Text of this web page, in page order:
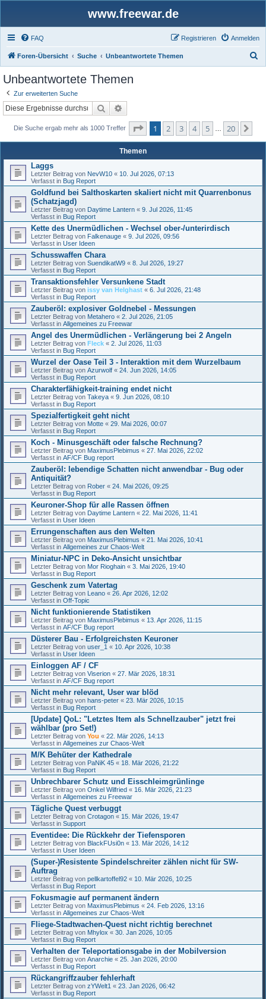
www.freewar.de
FAQ Anmelden
Registrieren
Foren-Übersicht Suche Unbeantwortete Themen
Unbeantwortete Themen
Zur erweiterten Suche
Suche
Die Suche ergab mehr als 1000 Treffer Seite von
1 2 3 4 5 20
Themen
Laggs
Letzter Beitrag von NevW10 « 10. Jul 2026, 07:13
Verfasst in Bug Report
Goldfund bei Salthoskarten skaliert nicht mit Quarrenbonus
(Schatzjagd)
Letzter Beitrag von Daytime Lantern « 9. Jul 2026, 11:45
Verfasst in Bug Report
Kette des Unermüdlichen - Wechsel ober-/unterirdisch
Letzter Beitrag von Falkenauge « 9. Jul 2026, 09:56
Verfasst in User Ideen
Schusswaffen Chara
Letzter Beitrag von SuendikatW9 « 8. Jul 2026, 19:27
Verfasst in Bug Report
Transaktionsfehler Versunkene Stadt
Letzter Beitrag von issy van Helghast « 6. Jul 2026, 21:48
Verfasst in Bug Report
Zauberöl: explosiver Goldnebel - Messungen
Letzter Beitrag von Metahero « 2. Jul 2026, 21:05
Verfasst in Allgemeines zu Freewar
Angel des Unermüdlichen - Verlängerung bei 2 Angeln
Letzter Beitrag von Fleck « 2. Jul 2026, 11:03
Verfasst in Bug Report
Wurzel der Oase Teil 3 - Interaktion mit dem Wurzelbaum
Letzter Beitrag von Azurwolf « 24. Jun 2026, 14:05
Verfasst in Bug Report
Charakterfähigkeit-training endet nicht
Letzter Beitrag von Takeya « 9. Jun 2026, 08:10
Verfasst in Bug Report
Spezialfertigkeit geht nicht
Letzter Beitrag von Motte « 29. Mai 2026, 00:07
Verfasst in Bug Report
Koch - Minusgeschäft oder falsche Rechnung?
Letzter Beitrag von MaximusPlebimus « 27. Mai 2026, 22:02
Verfasst in AF/CF Bug report
Zauberöl: lebendige Schatten nicht anwendbar - Bug oder
Antiquität?
Letzter Beitrag von Rober « 24. Mai 2026, 09:25
Verfasst in Bug Report
Keuroner-Shop für alle Rassen öffnen
Letzter Beitrag von Daytime Lantern « 22. Mai 2026, 11:41
Verfasst in User Ideen
Errungenschaften aus den Welten
Letzter Beitrag von MaximusPlebimus « 21. Mai 2026, 10:41
Verfasst in Allgemeines zur Chaos-Welt
Miniatur-NPC in Deko-Ansicht unsichtbar
Letzter Beitrag von Mor Rioghain « 3. Mai 2026, 19:40
Verfasst in Bug Report
Geschenk zum Vatertag
Letzter Beitrag von Leano « 26. Apr 2026, 12:02
Verfasst in Off-Topic
Nicht funktionierende Statistiken
Letzter Beitrag von MaximusPlebimus « 13. Apr 2026, 11:15
Verfasst in AF/CF Bug report
Düsterer Bau - Erfolgreichsten Keuroner
Letzter Beitrag von user_1 « 10. Apr 2026, 10:38
Verfasst in User Ideen
Einloggen AF / CF
Letzter Beitrag von Viserion « 27. Mär 2026, 18:31
Verfasst in AF/CF Bug report
Nicht mehr relevant, User war blöd
Letzter Beitrag von hans-peter « 23. Mär 2026, 10:15
Verfasst in Bug Report
[Update] QoL: "Letztes Item als Schnellzauber" jetzt frei
wählbar (pro Set!)
Letzter Beitrag von You « 22. Mär 2026, 14:13
Verfasst in Allgemeines zur Chaos-Welt
M/K Behüter der Kathedrale
Letzter Beitrag von PaNiK 45 « 18. Mär 2026, 21:22
Verfasst in Bug Report
Unbrechbarer Schutz und Eisschleimgrünlinge
Letzter Beitrag von Onkel Wilfried « 16. Mär 2026, 21:23
Verfasst in Allgemeines zu Freewar
Tägliche Quest verbuggt
Letzter Beitrag von Crotagon « 15. Mär 2026, 19:47
Verfasst in Support
Eventidee: Die Rückkehr der Tiefensporen
Letzter Beitrag von BlackFUsi0n « 13. Mär 2026, 14:12
Verfasst in User Ideen
(Super-)Resistente Spindelschreiter zählen nicht für SW-
Auftrag
Letzter Beitrag von pellkartoffel92 « 10. Mär 2026, 10:25
Verfasst in Bug Report
Fokusmagie auf permanent ändern
Letzter Beitrag von MaximusPlebimus « 24. Feb 2026, 13:16
Verfasst in Allgemeines zur Chaos-Welt
Fliege-Stadtwachen-Quest nicht richtig berechnet
Letzter Beitrag von Mhylox « 30. Jan 2026, 10:05
Verfasst in Bug Report
Verhalten der Teleportationsgabe in der Mobilversion
Letzter Beitrag von Anarchie « 25. Jan 2026, 20:00
Verfasst in Bug Report
Rückangriffzauber fehlerhaft
Letzter Beitrag von zYWelt1 « 23. Jan 2026, 06:42
Verfasst in Bug Report